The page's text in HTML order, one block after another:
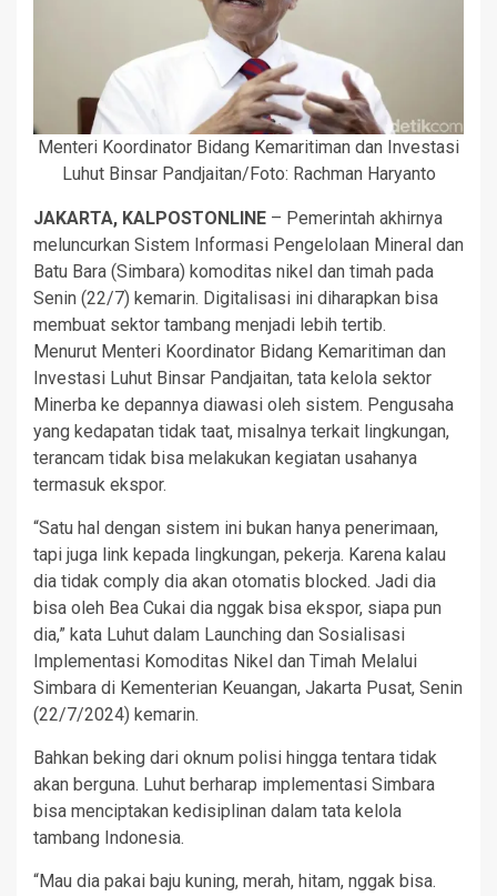
Menteri Koordinator Bidang Kemaritiman dan Investasi
Luhut Binsar Pandjaitan/Foto: Rachman Haryanto
JAKARTA, KALPOSTONLINE – Pemerintah akhirnya
meluncurkan Sistem Informasi Pengelolaan Mineral dan
Batu Bara (Simbara) komoditas nikel dan timah pada
Senin (22/7) kemarin. Digitalisasi ini diharapkan bisa
membuat sektor tambang menjadi lebih tertib.
Menurut Menteri Koordinator Bidang Kemaritiman dan
Investasi Luhut Binsar Pandjaitan, tata kelola sektor
Minerba ke depannya diawasi oleh sistem. Pengusaha
yang kedapatan tidak taat, misalnya terkait lingkungan,
terancam tidak bisa melakukan kegiatan usahanya
termasuk ekspor.
“Satu hal dengan sistem ini bukan hanya penerimaan,
tapi juga link kepada lingkungan, pekerja. Karena kalau
dia tidak comply dia akan otomatis blocked. Jadi dia
bisa oleh Bea Cukai dia nggak bisa ekspor, siapa pun
dia,” kata Luhut dalam Launching dan Sosialisasi
Implementasi Komoditas Nikel dan Timah Melalui
Simbara di Kementerian Keuangan, Jakarta Pusat, Senin
(22/7/2024) kemarin.
Bahkan beking dari oknum polisi hingga tentara tidak
akan berguna. Luhut berharap implementasi Simbara
bisa menciptakan kedisiplinan dalam tata kelola
tambang Indonesia.
“Mau dia pakai baju kuning, merah, hitam, nggak bisa.